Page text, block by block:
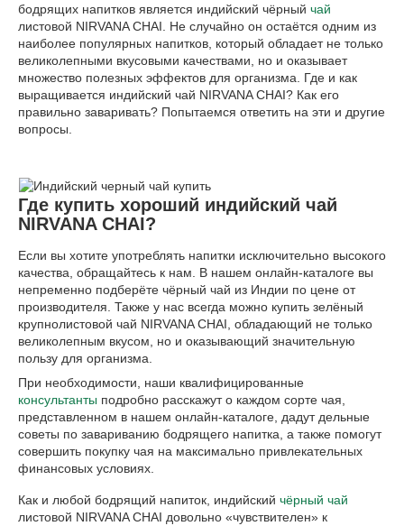
бодрящих напитков является индийский чёрный чай
листовой NIRVANA CHAI. Не случайно он остаётся одним из
наиболее популярных напитков, который обладает не только
великолепными вкусовыми качествами, но и оказывает
множество полезных эффектов для организма. Где и как
выращивается индийский чай NIRVANA CHAI? Как его
правильно заваривать? Попытаемся ответить на эти и другие
вопросы.
Как и любой бодрящий напиток, индийский чёрный чай
листовой NIRVANA CHAI довольно «чувствителен» к
Где купить хороший индийский чай
NIRVANA CHAI?
Если вы хотите употреблять напитки исключительно высокого
качества, обращайтесь к нам. В нашем онлайн-каталоге вы
непременно подберёте чёрный чай из Индии по цене от
производителя. Также у нас всегда можно купить зелёный
крупнолистовой чай NIRVANA CHAI, обладающий не только
великолепным вкусом, но и оказывающий значительную
пользу для организма.
При необходимости, наши квалифицированные
консультанты подробно расскажут о каждом сорте чая,
представленном в нашем онлайн-каталоге, дадут дельные
советы по завариванию бодрящего напитка, а также помогут
совершить покупку чая на максимально привлекательных
финансовых условиях.